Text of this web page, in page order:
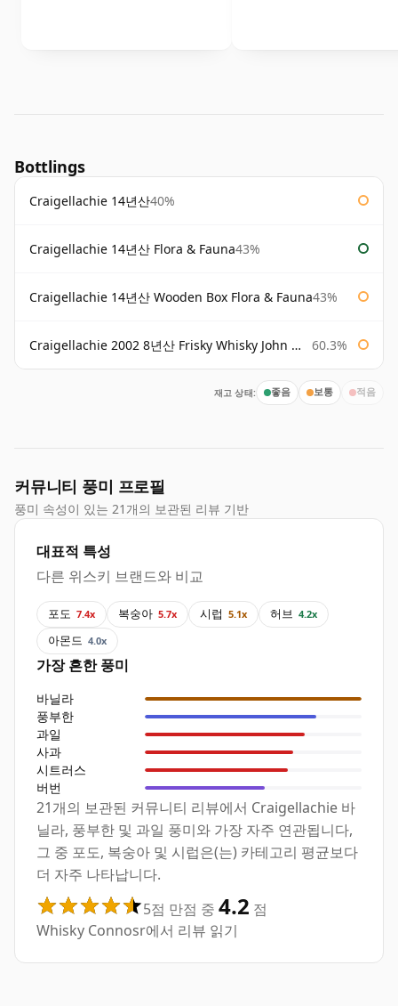
Bottlings
Craigellachie 14년산40%
Craigellachie 14년산 Flora & Fauna43%
Craigellachie 14년산 Wooden Box Flora & Fauna43%
Craigellachie 2002 8년산 Frisky Whisky John Milroy 60.3%
재고 상태: 좋음 보통 적음
커뮤니티 풍미 프로필
풍미 속성이 있는 21개의 보관된 리뷰 기반
대표적 특성
다른 위스키 브랜드와 비교
포도 7.4x 복숭아 5.7x 시럽 5.1x 허브 4.2x
아몬드 4.0x
가장 흔한 풍미
바닐라
풍부한
과일
사과
시트러스
버번
21개의 보관된 커뮤니티 리뷰에서 Craigellachie 바
닐라, 풍부한 및 과일 풍미와 가장 자주 연관됩니다,
그 중 포도, 복숭아 및 시럽은(는) 카테고리 평균보다
더 자주 나타납니다.
5점 만점 중 4.2 점
Whisky Connosr에서 리뷰 읽기